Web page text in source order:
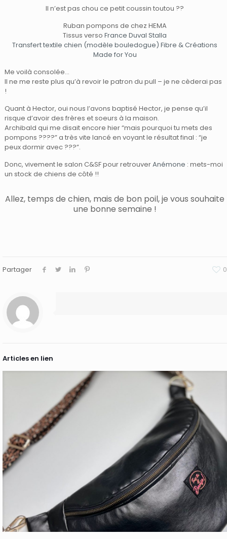
Il n’est pas chou ce petit coussin toutou ??
Ruban pompons de chez HEMA
Tissus verso France Duval Stalla
Transfert textile chien (modèle bouledogue) Fibre & Créations
Made for You
Me voilà consolée…
Il ne me reste plus qu’à revoir le patron du pull – je ne cèderai pas
!
Quant à Hector, oui nous l’avons baptisé Hector, je pense qu’il
risque d’avoir des frères et soeurs à la maison.
Archibald qui me disait encore hier “mais pourquoi tu mets des
pompons ????” a très vite lancé en voyant le résultat final : “je
peux dormir avec ???”.
Donc, vivement le salon C&SF pour retrouverAnémone : mets-moi
un stock de chiens de côté !!
Allez, temps de chien, mais de bon poil, je vous souhaite
une bonne semaine !
Partager 0
Articles en lien